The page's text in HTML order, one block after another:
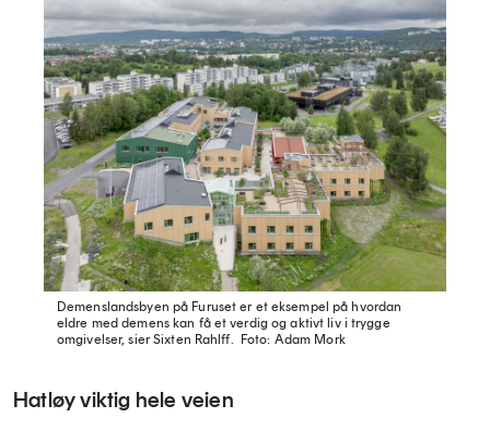
Demenslandsbyen på Furuset er et eksempel på hvordan
eldre med demens kan få et verdig og aktivt liv i trygge
omgivelser, sier Sixten Rahlff.
Foto: Adam Mork
Hatløy viktig hele veien